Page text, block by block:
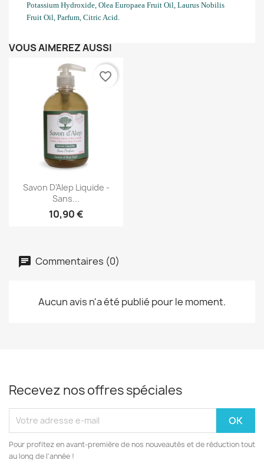
Potassium Hydroxide, Olea Europaea Fruit Oil, Laurus Nobilis
Fruit Oil, Parfum, Citric Acid.
VOUS AIMEREZ AUSSI
Aperçu rapide
Savon D'Alep Liquide -
Sans...
10,90 €
favorite_border
Commentaires (0)
Aucun avis n'a été publié pour le moment.
Recevez nos offres spéciales
Pour profitez en avant-première de nos nouveautés et de réduction tout
au long de l'année !